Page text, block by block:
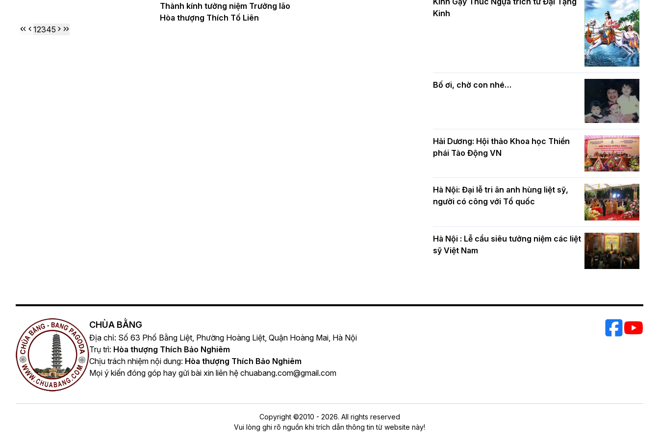
Thành kính tưởng niệm Trưởng lão
Hòa thượng Thích Tố Liên
12345
kính mừng Đại lễ Phật đản PL.2570 –
DL.2026
nhân mùa Phật đản PL.2570
Phật giáo chính tín Phần 7: Luật nhân
quả
Kinh
Bố ơi, chờ con nhé…
Hải Dương: Hội thảo Khoa học Thiền
phái Tào Động VN
Hà Nội: Đại lễ tri ân anh hùng liệt sỹ,
người có công với Tổ quốc
Hà Nội : Lễ cầu siêu tưởng niệm các liệt
sỹ Việt Nam
CHÙA BẰNG
Địa chỉ: Số 63 Phố Bằng Liệt, Phường Hoàng Liệt, Quận Hoàng Mai, Hà Nội
Trụ trì: Hòa thượng Thích Bảo Nghiêm
Chịu trách nhiệm nội dung: Hòa thượng Thích Bảo Nghiêm
Mọi ý kiến đóng góp hay gửi bài xin liên hệ chuabang.com@gmail.com
Copyright ©2010 - 2026. All rights reserved
Vui lòng ghi rõ nguồn khi trích dẫn thông tin từ website này!